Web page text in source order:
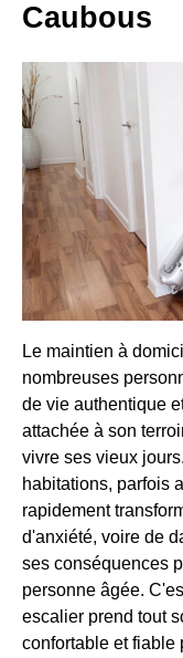
Caubous
Le maintien à
nombreuses
de vie authentique
attachée à son
vivre ses vieux
habitations, parfois
rapidement
d'anxiété, voire de
ses conséquences
personne âgée.
escalier prend tout
confortable et fiable